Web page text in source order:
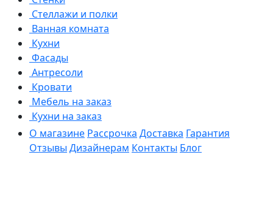
Стеллажи и полки
Ванная комната
Кухни
Фасады
Антресоли
Кровати
Мебель на заказ
Кухни на заказ
О магазине Рассрочка Доставка Гарантия
Отзывы Дизайнерам Контакты Блог